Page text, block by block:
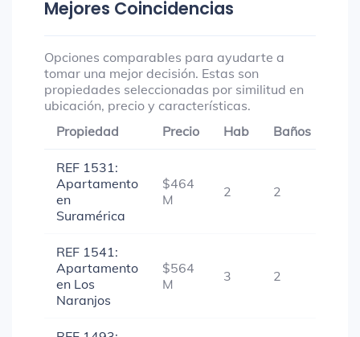
Mejores Coincidencias
Opciones comparables para ayudarte a
tomar una mejor decisión. Estas son
propiedades seleccionadas por similitud en
ubicación, precio y características.
Propiedad
Precio Hab Baños
REF 1531:
Apartamento
en
Suramérica
$464
M
2 2
REF 1541:
Apartamento
en Los
Naranjos
$564
M
3 2